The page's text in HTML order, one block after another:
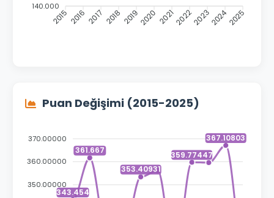
140.000
2015 2016 2017 2018 20192020 20212022202320242025
Puan Değişimi (2015-2025)
370.00000
360.00000
350.00000
343.454
361.667
353.40931
359.77447
367.10803